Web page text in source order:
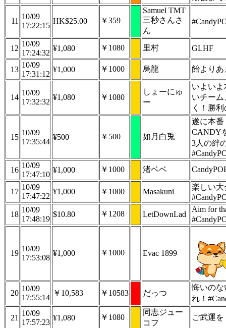
11
10/09
17:22:15
HK$25.00 ￥359
Samuel TMT
三秒さんさ
ん
12
10/09
17:24:32
¥1,080 ￥1080 里村 GLHF
13
10/09
17:31:12
¥1,000 ￥1000 烏龍 飴よりあ
14
10/09
17:32:32
¥1,080 ￥1080
しょーにゅ
ー
いよいよ
いチーム
く！勝
15
10/09
17:35:44
¥500 ￥500 如月白兎
遂に本番
CANDY
3人の絆
16
10/09
17:47:10
¥1,000 ￥1000 渚ベベ
17
10/09
17:47:22
¥1,000 ￥1000 Masakuni
楽しい大
18
10/09
17:48:19
$10.80 ￥1208 LetDownLad
Aim for
19
10/09
17:53:08
¥1,000 ￥1000 Evac 1899
20
10/09
17:55:14
￥10,583 ￥10583 だっつ
悔いのな
れ！
21
10/09
17:57:23
¥1,080 ￥1080
同志ジュー
コフ
ご武運を